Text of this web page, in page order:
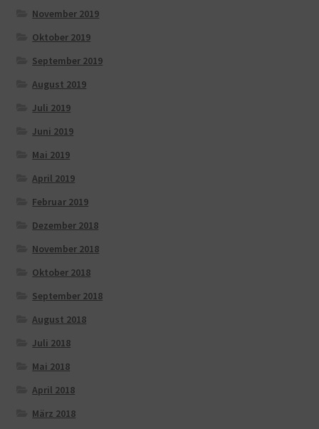
November 2019
Oktober 2019
September 2019
August 2019
Juli 2019
Juni 2019
Mai 2019
April 2019
Februar 2019
Dezember 2018
November 2018
Oktober 2018
September 2018
August 2018
Juli 2018
Mai 2018
April 2018
März 2018